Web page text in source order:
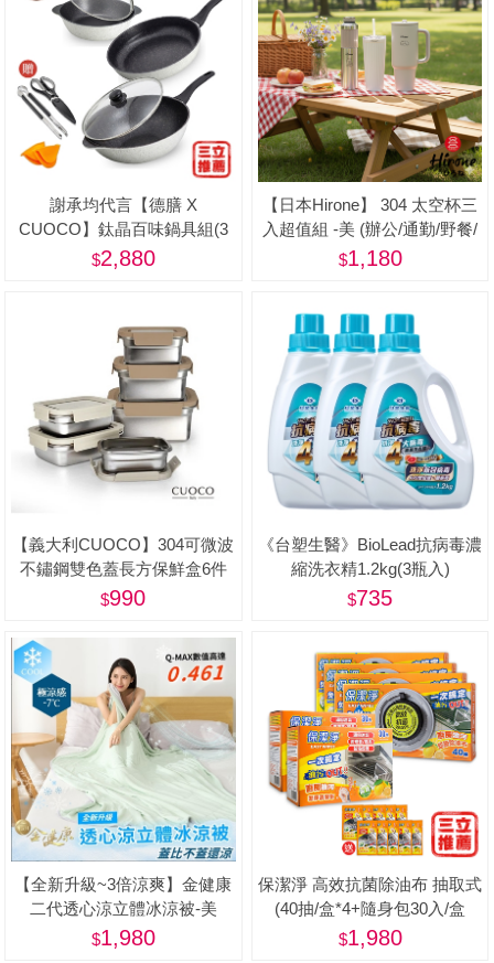
謝承均代言【德膳 X
CUOCO】鈦晶百味鍋具組(3
鍋2蓋 5件組)
2,880
【日本Hirone】 304 太空杯三
入超值組 -美 (辦公/通勤/野餐/
居家/旅遊/登山/露營)
1,180
【義大利CUOCO】304可微波
不鏽鋼雙色蓋長方保鮮盒6件
組-美
990
《台塑生醫》BioLead抗病毒濃
縮洗衣精1.2kg(3瓶入)
735
【全新升級~3倍涼爽】金健康
二代透心涼立體冰涼被-美
1,980
保潔淨 高效抗菌除油布 抽取式
(40抽/盒*4+隨身包30入/盒
*2+贈品-隨身包*10入)-美
1,980